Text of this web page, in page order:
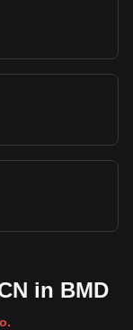
in BMD